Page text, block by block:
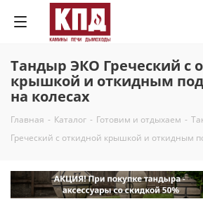
Тандыр ЭКО Греческий с
крышкой и откидным
на колесах
Главная - Каталог - Готовим и отдыхаем -
Греческий с откидной крышкой и откидным